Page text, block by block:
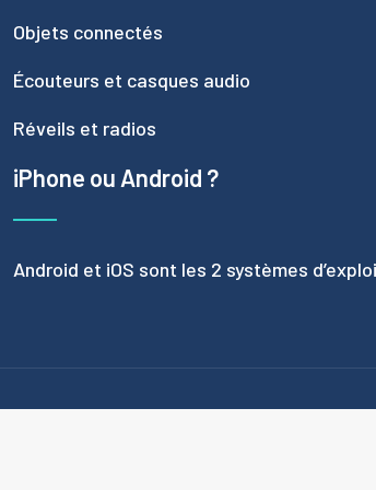
Objets connectés
Écouteurs et casques audio
Réveils et radios
iPhone ou Android ?
Android et iOS sont les 2 systèmes